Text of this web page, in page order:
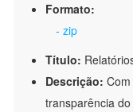
Formato:
- zip
Título:
Descrição:
transparência